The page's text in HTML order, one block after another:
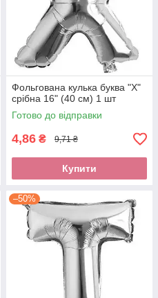
Фольгована кулька буква "X"
срібна 16" (40 см) 1 шт
Готово до відправки
4,86 ₴ 9,71 ₴
Купити
–50%